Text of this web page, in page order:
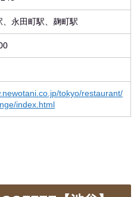
、永田町駅、麹町駅
tokyo/restaurant/
index.html